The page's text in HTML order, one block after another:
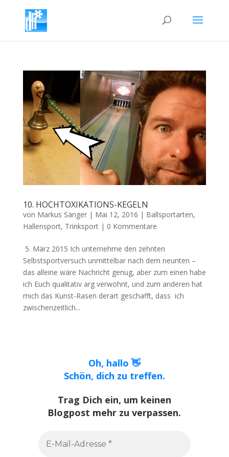
10. HOCHTOXIKATIONS-KEGELN
von Markus Sänger| Mai 12, 2016 | Ballsportarten,
Hallensport, Trinksport| 0 Kommentare
5. März 2015 Ich unternehme den zehnten
Selbstsportversuch unmittelbar nach dem neunten –
das alleine wäre Nachricht genug, aber zum einen habe
ich Euch qualitativ arg verwöhnt, und zum anderen hat
mich das Kunst-Rasen derart geschafft, dass ich
zwischenzeitlich...
Oh, hallo 👋
Schön, dich zu treffen.
Trag Dich ein, um keinen
Blogpost mehr zu verpassen.